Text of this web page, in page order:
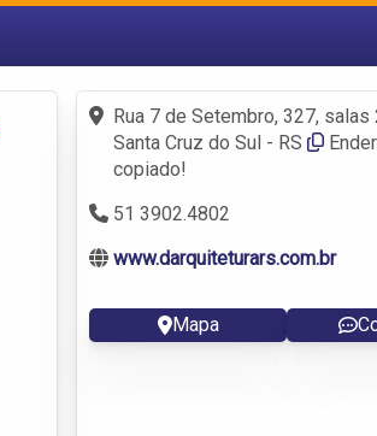
Fazer login
Criar conta
Rua 7 de Setembro, 327,
Santa Cruz do Sul - RS
copiado!
51 3902.4802
www.darquiteturars.com.br
Mapa